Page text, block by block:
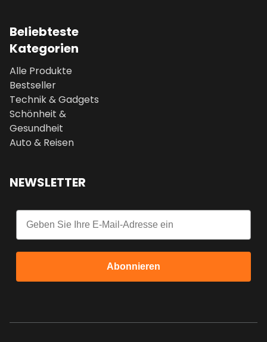
Beliebteste
Kategorien
Alle Produkte
Bestseller
Technik & Gadgets
Schönheit &
Gesundheit
Auto & Reisen
NEWSLETTER
Email
Abonnieren